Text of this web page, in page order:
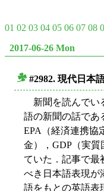
01 02 03 04 05 06 07 08
2017-06-26 Mon
#2982. 現代日本
新聞を読んでい
語の新聞の話であ
EPA（経済連携協
金），GDP（実
ていた．記事で最
べき日本語表現が
語をもとの英語表